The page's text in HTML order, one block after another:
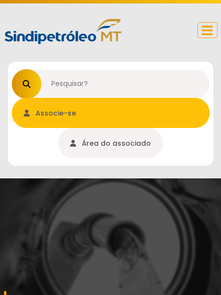
Procurar no site
Associe-se
Área do associado